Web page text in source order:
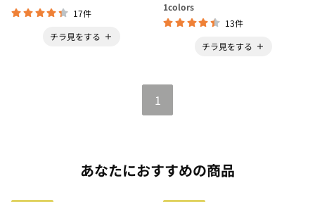
17件
チラ見をする
1colors
13件
チラ見をする
1
あなたにおすすめの商品